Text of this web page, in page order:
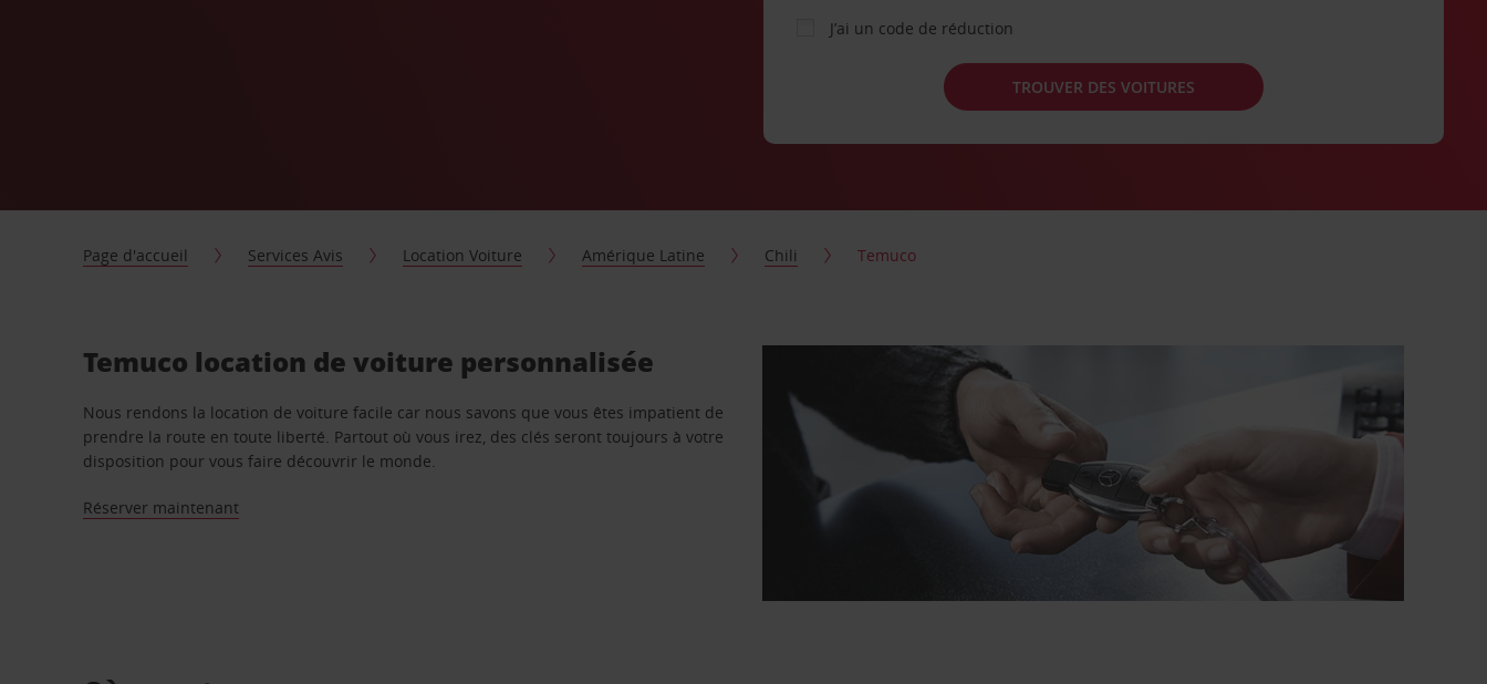
J’ai un code de réduction
TROUVER DES VOITURES
Page d'accueil Services Avis Location Voiture Amérique Latine Chili Temuco
Temuco location de voiture personnalisée
Nous rendons la location de voiture facile car nous savons que vous êtes impatient de
prendre la route en toute liberté. Partout où vous irez, des clés seront toujours à votre
disposition pour vous faire découvrir le monde.
Réserver maintenant